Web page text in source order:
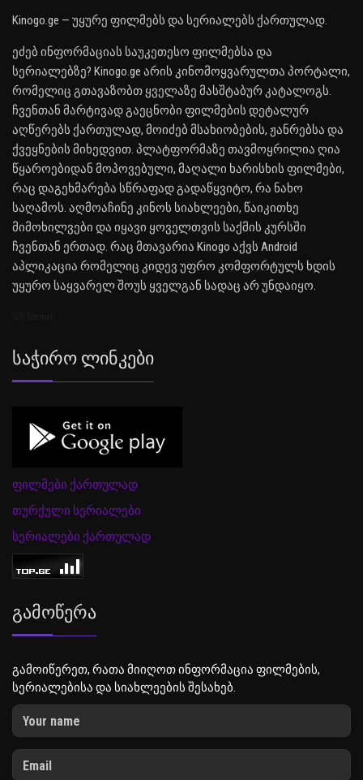
Kinogo.ge — უყურე ფილმებს და სერიალებს ქართულად.
ეძებ ინფორმაციას საუკეთესო ფილმებსა და
სერიალებზე? Kinogo.ge არის კინომოყვარულთა პორტალი,
რომელიც გთავაზობთ ყველაზე მასშტაბურ კატალოგს.
ჩვენთან მარტივად გაეცნობი ფილმების დეტალურ
აღწერებს ქართულად, მოიძებ მსახიობების, ჟანრებსა და
ქვეყნების მიხედვით. პლატფორმაზე თავმოყრილია ღია
წყაროებიდან მოპოვებული, მაღალი ხარისხის ფილმები,
რაც დაგეხმარება სწრაფად გადაწყვიტო, რა ნახო
საღამოს. აღმოაჩინე კინოს სიახლეები, წაიკითხე
მიმოხილვები და იყავი ყოველთვის საქმის კურსში
ჩვენთან ერთად. რაც მთავარია Kinogo აქვს Android
აპლიკაცია რომელიც კიდევ უფრო კომფორტულს ხდის
უყურო საყვარელ შოუს ყველგან სადაც არ უნდაიყო.
Საჭირო Ლინკები
ფილმები ქართულად
თურქული სერიალები
სერიალები ქართულად
Გამოწერა
გამოიწერეთ, რათა მიიღოთ ინფორმაცია ფილმების,
სერიალებისა და სიახლეების შესახებ.